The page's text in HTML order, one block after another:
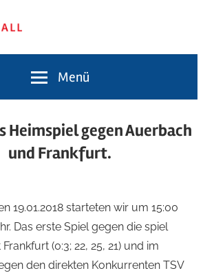
Menü
Heimspiel gegen Auerbach
und Frankfurt.
19.01.2018 starteten wir um 15:00
Das erste Spiel gegen die spiel
(0:3; 22, 25, 21) und im
den direkten Konkurrenten TSV